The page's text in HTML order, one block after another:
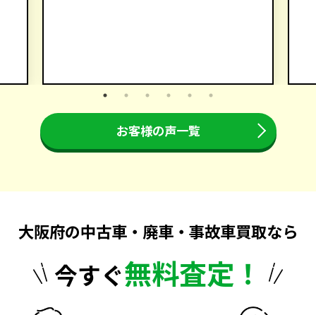
お客様の声一覧
大阪府の中古車・廃車・事故車買取なら
今すぐ無料査定！